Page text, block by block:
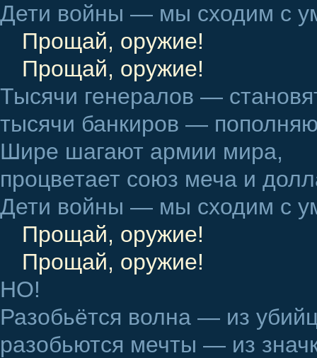
Дети войны — мы сходим с
Прощай, оружие!
Прощай, оружие!
Тысячи генералов —
тысячи банкиров —
Шире шагают армии мира,
процветает союз меча и
Дети войны — мы сходим с
Прощай, оружие!
Прощай, оружие!
НО!
Разобьётся волна — из
разобьются мечты — из